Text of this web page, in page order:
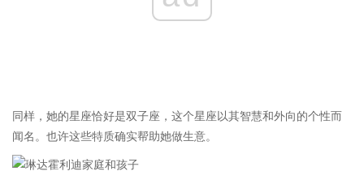
同样，她的星座恰好是双子座，这个星座以其智慧和外向的个性而
闻名。也许这些特质确实帮助她做生意。